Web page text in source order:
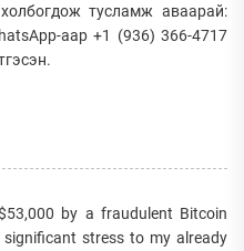
тусламж аваарай:
аар +1 (936) 366-4717
by a fraudulent Bitcoin
stress to my already